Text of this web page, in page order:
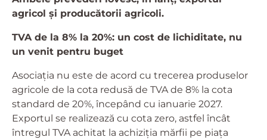
agricol și producătorii agricoli.
TVA de la 8% la 20%: un cost de lichiditate, nu
un venit pentru buget
Asociația nu este de acord cu trecerea produselor
agricole de la cota redusă de TVA de 8% la cota
standard de 20%, începând cu ianuarie 2027.
Exportul se realizează cu cota zero, astfel încât
întregul TVA achitat la achiziția mărfii pe piața